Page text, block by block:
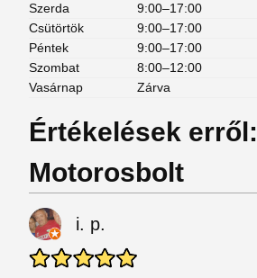
Szerda
9:00–17:00
Csütörtök
9:00–17:00
Péntek
9:00–17:00
Szombat
8:00–12:00
Vasárnap
Zárva
Értékelések erről:
Motorosbolt
i. p.